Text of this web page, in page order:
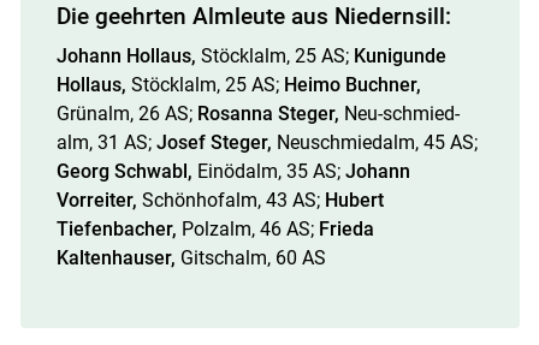
Die geehrten Almleute aus Niedernsill:
Johann Hollaus, Stöcklalm, 25 AS; Kunigunde
Hollaus, Stöcklalm, 25 AS; Heimo Buchner,
Grünalm, 26 AS; Rosanna Steger, Neu-schmied­
alm, 31 AS; Josef Steger, Neuschmied­alm, 45 AS;
Georg Schwabl, Einödalm, 35 AS; Johann
Vorreiter, Schönhofalm, 43 AS; Hubert
Tiefenbacher, Polzalm, 46 AS; Frieda
Kaltenhauser, Gitschalm, 60 AS